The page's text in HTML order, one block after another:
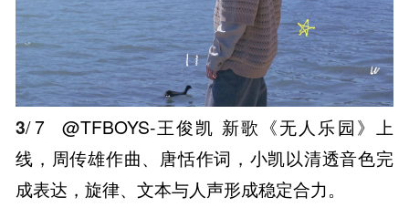
3/ 7
@TFBOYS-王俊凯 新歌《无人乐园》上
线，周传雄作曲、唐恬作词，小凯以清透音色完
成表达，旋律、文本与人声形成稳定合力。 ​